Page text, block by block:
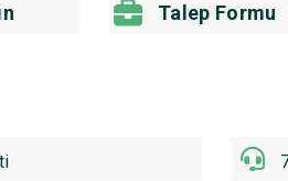
Talep Formu